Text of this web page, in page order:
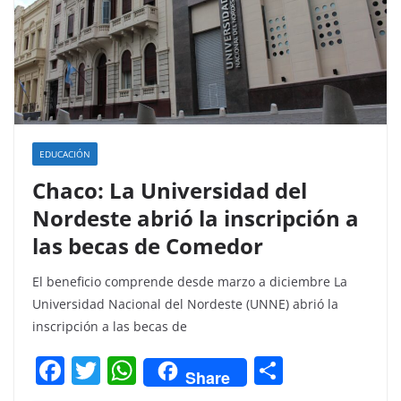
EDUCACIÓN
Chaco: La Universidad del
Nordeste abrió la inscripción a
las becas de Comedor
El beneficio comprende desde marzo a diciembre La
Universidad Nacional del Nordeste (UNNE) abrió la
inscripción a las becas de
F T W Share